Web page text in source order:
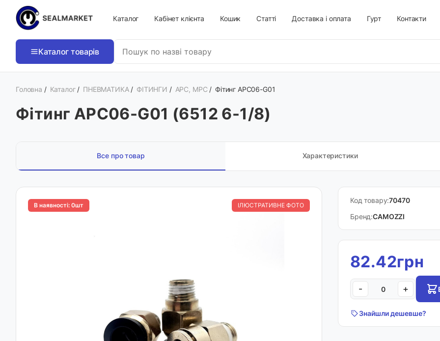
Каталог Кабінет клієнта Кошик Статті Доставка і оплата Гурт Контакти
Каталог товарів
Головна / Каталог / ПНЕВМАТИКА / ФІТИНГИ / APC, MPC / Фітинг APC06-G01
Фітинг APC06-G01 (6512 6-1/8)
Все про товар Характеристики
В наявності: 0шт ІЛЮСТРАТИВНЕ ФОТО
Код товару:70470
Бренд:CAMOZZI
82.42грн
- +
Знайшли дешевше?